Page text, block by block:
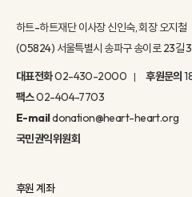
하트-하트재단 이사장 신인숙, 회장 오지철
(05824) 서울특별시 송파구 송이로 23길
대표전화02-430-2000 후원문의
팩스02-404-7703
E-maildonation@heart-heart.org
국민권익위원회
후원 계좌